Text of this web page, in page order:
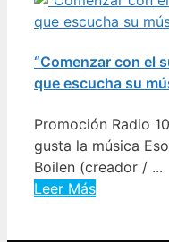
“Comenzar con el
que escucha su
Promoción Radio
gusta la música
Boilen (creador / ...
Leer Más